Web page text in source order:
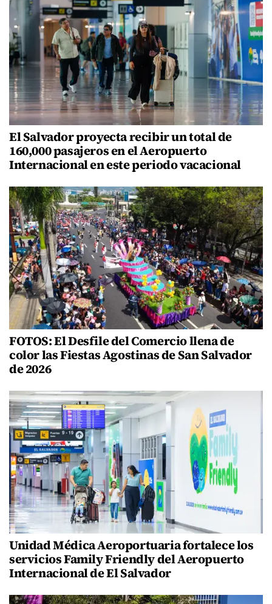
El Salvador proyecta recibir un total de
160,000 pasajeros en el Aeropuerto
Internacional en este periodo vacacional
FOTOS: El Desfile del Comercio llena de
color las Fiestas Agostinas de San Salvador
de 2026
Unidad Médica Aeroportuaria fortalece los
servicios Family Friendly del Aeropuerto
Internacional de El Salvador